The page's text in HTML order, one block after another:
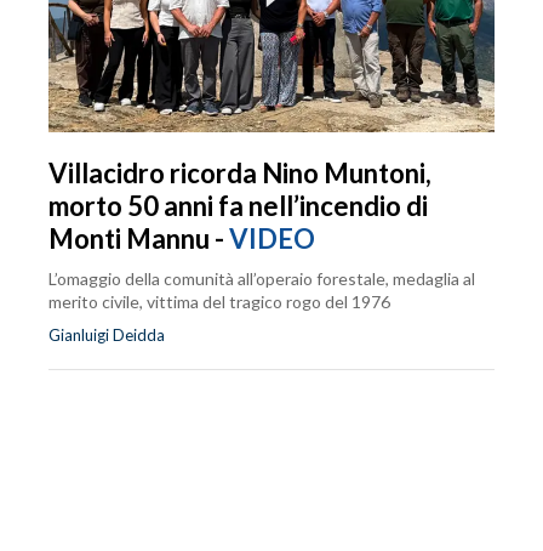
Villacidro ricorda Nino Muntoni,
morto 50 anni fa nell’incendio di
Monti Mannu -VIDEO
L’omaggio della comunità all’operaio forestale, medaglia al
merito civile, vittima del tragico rogo del 1976
Gianluigi Deidda